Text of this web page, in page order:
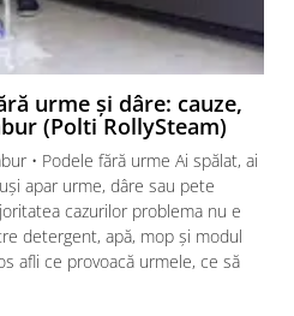
urme și dâre: cauze,
(Polti RollySteam)
• Podele fără urme Ai spălat, ai
apar urme, dâre sau pete
cazurilor problema nu e
detergent, apă, mop și modul
afli ce provoacă urmele, ce să